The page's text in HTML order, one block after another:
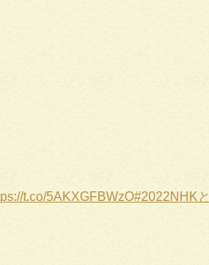
t.co/5AKXGFBWzO#2022NHKと